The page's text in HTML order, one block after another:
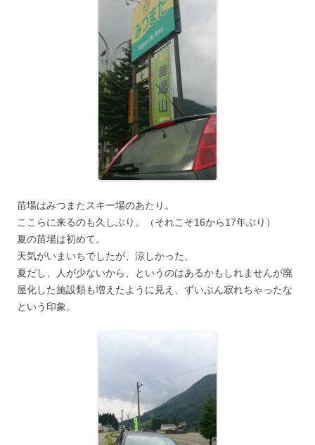
苗場はみつまたスキー場のあたり。
ここらに来るのも久しぶり。（それこそ16から17年ぶり）
夏の苗場は初めて。
天気がいまいちでしたが、涼しかった。
夏だし、人が少ないから、というのはあるかもしれませんが廃
屋化した施設類も増えたように見え、ずいぶん寂れちゃったな
という印象。